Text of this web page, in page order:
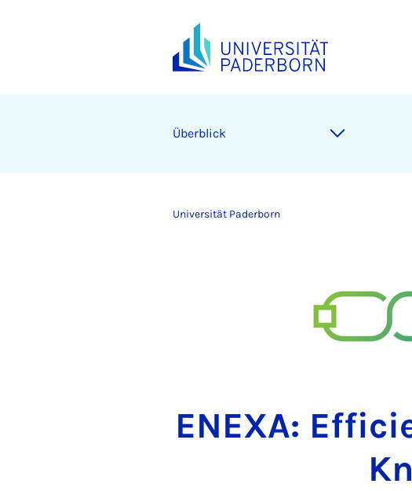
Überblick
Universität Paderborn
ENEXA: